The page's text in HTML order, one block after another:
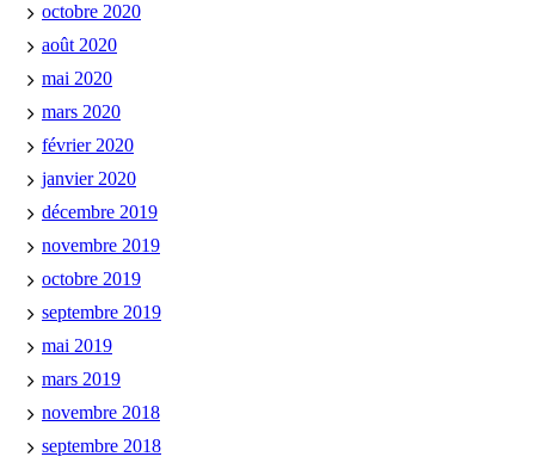
octobre 2020
août 2020
mai 2020
mars 2020
février 2020
janvier 2020
décembre 2019
novembre 2019
octobre 2019
septembre 2019
mai 2019
mars 2019
novembre 2018
septembre 2018